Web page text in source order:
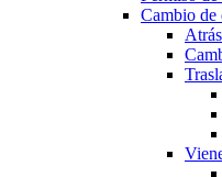
Cambio
Atrás